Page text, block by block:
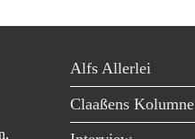
Alfs Allerlei
Claaßens Kolumne